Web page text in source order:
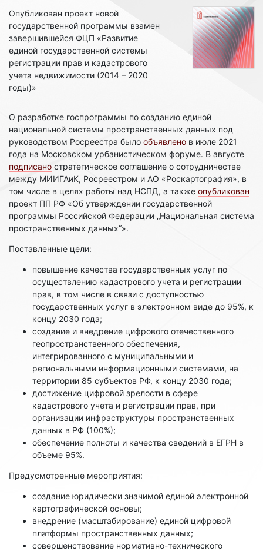
Опубликован проект новой
государственной программы взамен
завершившейся ФЦП «Развитие
единой государственной системы
регистрации прав и кадастрового
учета недвижимости (2014 – 2020
годы)»
О разработке госпрограммы по созданию единой
национальной системы пространственных данных под
руководством Росреестра было объявлено в июле 2021
года на Московском урбанистическом форуме. В августе
подписано стратегическое соглашение о сотрудничестве
между МИИГАиК, Росреестром и АО «Роскартография», в
том числе в целях работы над НСПД, а также опубликован
проект ПП РФ «Об утверждении государственной
программы Российской Федерации „Национальная система
пространственных данных“».
Поставленные цели:
повышение качества государственных услуг по
осуществлению кадастрового учета и регистрации
прав, в том числе в связи с доступностью
государственных услуг ‎в электронном виде до 95%, к
концу 2030 года;
создание и внедрение цифрового отечественного
геопространственного обеспечения,
интегрированного с муниципальными и
региональными информационными системами, на
территории 85 субъектов РФ, к концу 2030 года;
достижение цифровой зрелости в сфере
кадастрового учета и регистрации прав, при
организации инфраструктуры пространственных
данных в РФ (100%);
обеспечение полноты и качества сведений в ЕГРН в
объеме 95%.
Предусмотренные мероприятия:
создание юридически значимой единой электронной
картографической основы;
внедрение (масштабирование) единой цифровой
платформы пространственных данных;
совершенствование нормативно-технического